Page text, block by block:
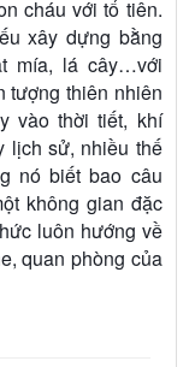
cháu với tổ tiên.
xây dựng bằng
mía, lá cây…với
tượng thiên nhiên
vào thời tiết, khí
lịch sử, nhiều thế
nó biết bao câu
không gian đặc
luôn hướng về
quan phòng của